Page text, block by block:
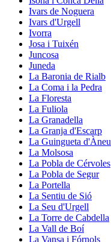
Ivars de Noguera
Ivars d'Urgell
Ivorra
Josa i Tuixén
Juncosa
Juneda
La Baronia de Rialb
La Coma i la Pedra
La Floresta
La Fuliola
La Granadella
La Granja d'Escarp
La Guingueta d'Àneu
La Molsosa
La Pobla de Cérvoles
La Pobla de Segur
La Portella
La Sentiu de Sió
La Seu d'Urgell
La Torre de Cabdella
La Vall de Boí
La Vansa i Fórnols